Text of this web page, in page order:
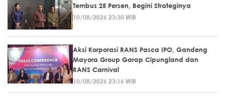
Tembus 25 Persen, Begini Strateginya
10/08/2026 23:30 WIB
Aksi Korporasi RANS Pasca IPO, Gandeng
Mayora Group Garap Cipungland dan
RANS Carnival
10/08/2026 23:16 WIB